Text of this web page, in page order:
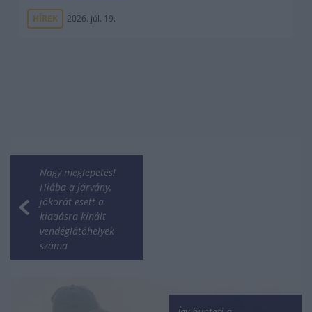
HÍREK 2026. júl. 19.
Nagy meglepetés!
Hiába a járvány,
jókorát esett a
kiadásra kínált
vendéglátóhelyek
száma